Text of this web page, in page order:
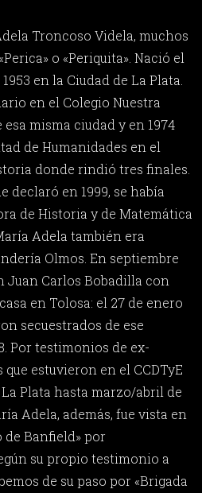
Troncoso Videla, muchos
o «Periquita». Nació el
en la Ciudad de La Plata.
en el Colegio Nuestra
misma ciudad y en 1974
de Humanidades en el
donde rindió tres finales.
declaró en 1999, se había
de Historia y de Matemática
Adela también era
Olmos. En septiembre
Juan Carlos Bobadilla con
en Tolosa: el 27 de enero
secuestrados de ese
Por testimonios de ex-
estuvieron en el CCDTyE
Plata hasta marzo/abril de
Adela, además, fue vista en
de Banfield» por
su propio testimonio a
de su paso por «Brigada